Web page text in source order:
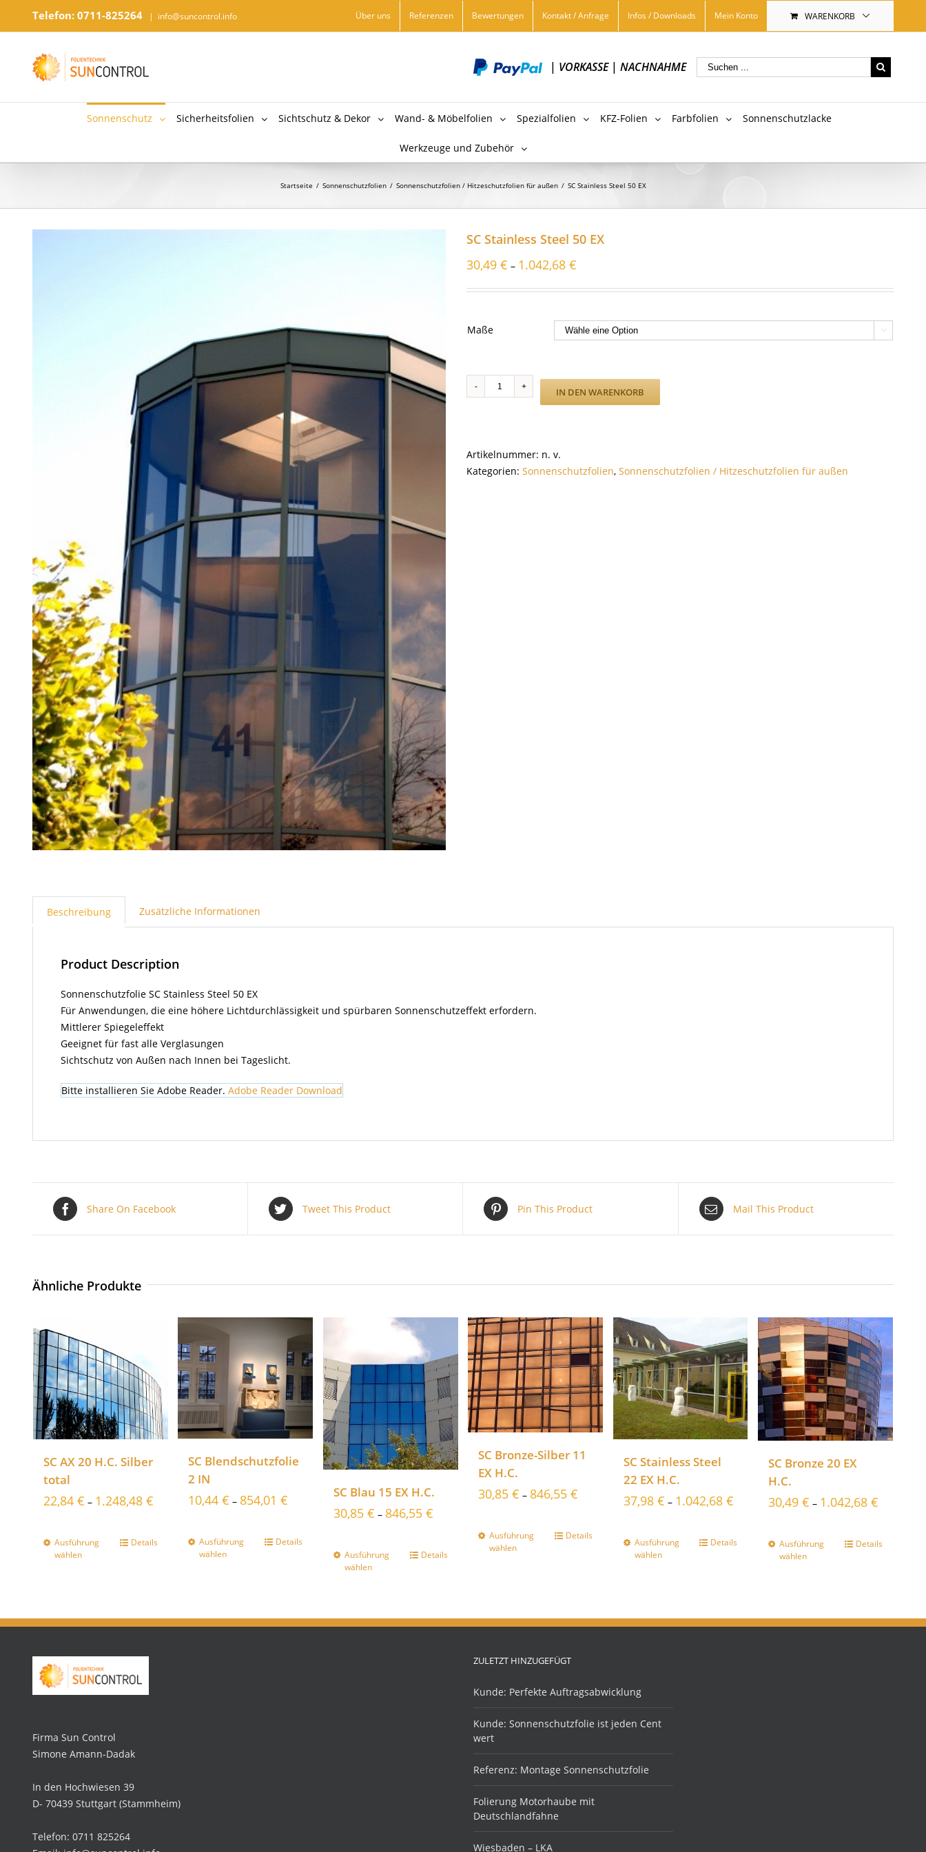
Telefon: 0711-825264 | info@suncontrol.info Über uns Referenzen Bewertungen Kontakt / Anfrage Infos / Downloads Mein Konto WARENKORB
| VORKASSE| NACHNAHME
Sonnenschutz Sicherheitsfolien Sichtschutz & Dekor Wand- & Möbelfolien Spezialfolien KFZ-Folien Farbfolien Sonnenschutzlacke
Werkzeuge und Zubehör
Startseite / Sonnenschutzfolien / Sonnenschutzfolien / Hitzeschutzfolien für außen / SC Stainless Steel 50 EX
SC Stainless Steel 50 EX
30,49 € – 1.042,68 €
Maße 
Stainless
EX
Menge
IN DEN WARENKORB
Artikelnummer: n. v.
Kategorien: Sonnenschutzfolien, Sonnenschutzfolien / Hitzeschutzfolien für außen
Beschreibung Zusätzliche Informationen
Product Description
Sonnenschutzfolie SC Stainless Steel 50 EX
Für Anwendungen, die eine höhere Lichtdurchlässigkeit und spürbaren Sonnenschutzeffekt erfordern.
Mittlerer Spiegeleffekt
Geeignet für fast alle Verglasungen
Sichtschutz von Außen nach Innen bei Tageslicht.
Bitte installieren Sie Adobe Reader. Adobe Reader Download
Share On Facebook Tweet This Product Pin This Product Mail This Product
Ähnliche Produkte
SC AX 20 H.C. Silber
total
22,84 € – 1.248,48 €
Ausführung
wählen
Details
SC Blendschutzfolie
2 IN
10,44€ – 854,01€
Ausführung
wählen
Details
SC Blau 15 EX H.C.
30,85 € – 846,55 €
Ausführung
wählen
Details
SC Bronze-Silber 11
EX H.C.
30,85€ – 846,55€
Ausführung
wählen
Details
SC Stainless Steel
22 EX H.C.
37,98 € – 1.042,68 €
Ausführung
wählen
Details
SC Bronze 20 EX
H.C.
30,49 € – 1.042,68 €
Ausführung
wählen
Details
Firma Sun Control
Simone Amann-Dadak
In den Hochwiesen 39
D- 70439 Stuttgart (Stammheim)
Telefon: 0711 825264
ZULETZT HINZUGEFÜGT
Kunde: Perfekte Auftragsabwicklung
Kunde: Sonnenschutzfolie ist jeden Cent
wert
Referenz: Montage Sonnenschutzfolie
Folierung Motorhaube mit
Deutschlandfahne
Wiesbaden – LKA